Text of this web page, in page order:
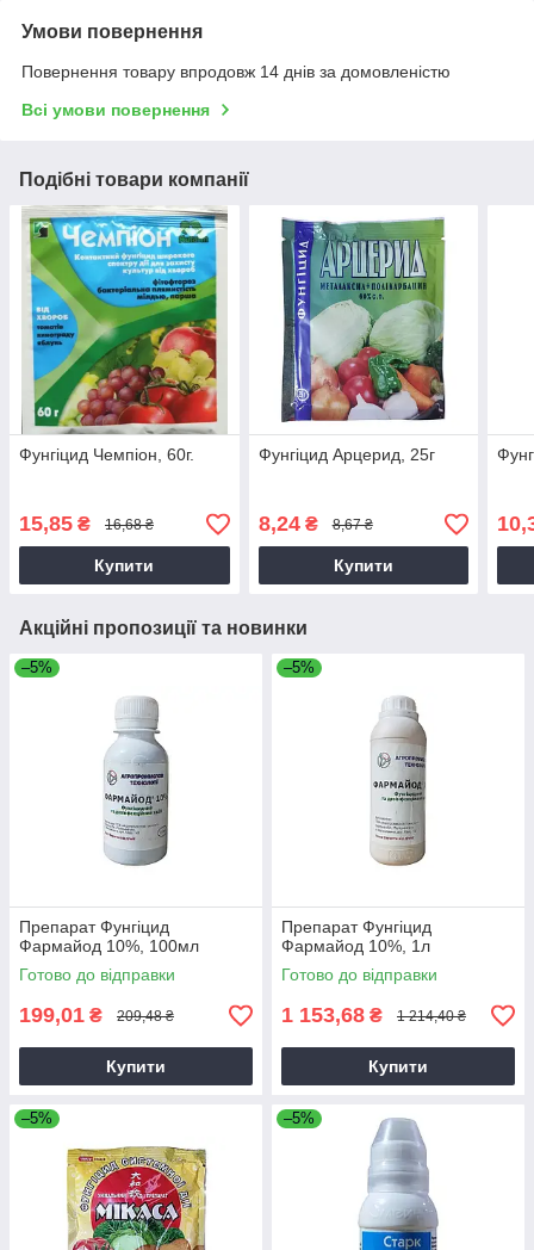
Умови повернення
Повернення товару впродовж 14 днів за домовленістю
Всі умови повернення
Подібні товари компанії
Фунгіцид Чемпіон, 60г.
15,85 ₴ 16,68 ₴
Купити
Фунгіцид Арцерид, 25г
8,24₴ 8,67 ₴
Купити
Акційні пропозиції та новинки
–5%
Препарат Фунгіцид
Фармайод 10%, 100мл
Готово до відправки
199,01 ₴ 209,48 ₴
Купити
–5%
Препарат Фунгіцид
Фармайод 10%, 1л
Готово до відправки
1 153,68 ₴ 1 214,40 ₴
Купити
–5% –5%